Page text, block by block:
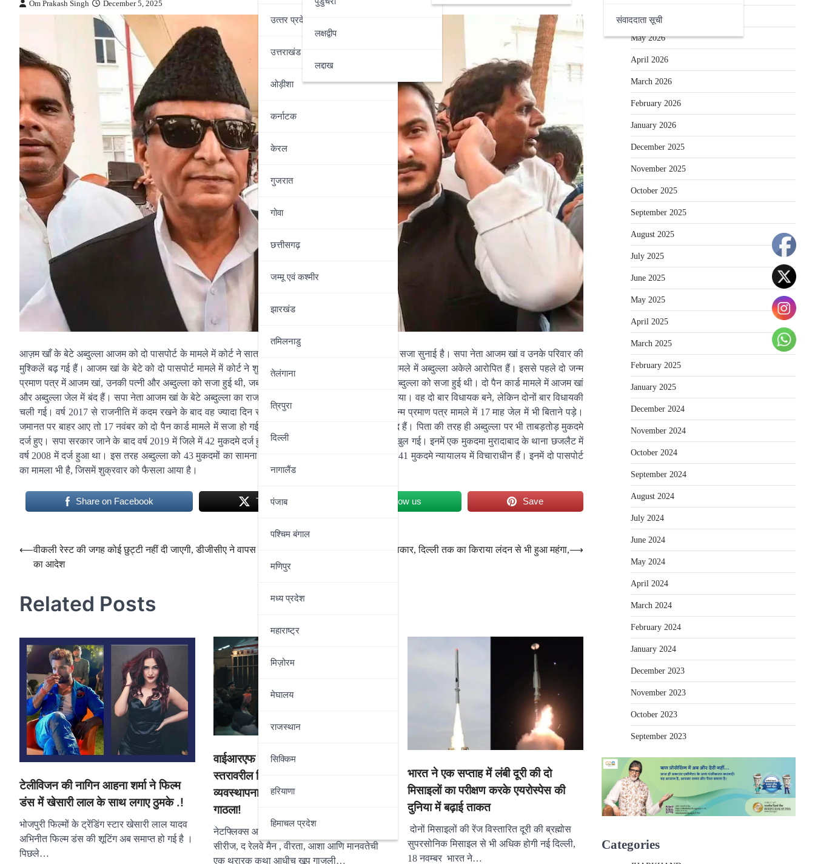
उत्‍तर प्रदेश
उत्तराखंड
ओड़ीशा
कर्नाटक
केरल
गुजरात
गोवा
छत्तीसगढ़
जम्‍मू एवं कश्‍मीर
झारखंड
तमिलनाडु
तेलंगाना
त्रिपुरा
दिल्‍ली
नागालैंड
पंजाब
पश्चिम बंगाल
मणिपुर
मध्‍य प्रदेश
महाराष्‍ट्र
मिज़ोरम
मेघालय
राजस्थान
सिक्किम
हरियाणा
हिमाचल प्रदेश
लक्षद्वीप
लद्दाख
संवाददाता सूची
Om Prakash Singh December 5, 2025
आज़म खाँ के बेटे अब्दुल्ला आजम को दो पासपोर्ट के मामले में कोर्ट ने सात वर्ष की सजा व पचास हज़ार के जुर्माना की सजा सुनाई है। सपा नेता आजम खां व उनके परिवार की
मुश्किलें बढ़ गई हैं। आजम खां के बेटे को दो पासपोर्ट मामले में कोर्ट ने शुक्रवार को सजा सुना दी है पासपोर्ट के मामले में अब्दुल्ला अकेले आरोपित हैं। इससे पहले दो जन्म
प्रमाण पत्र में आजम खां, उनकी पत्नी और अब्दुल्ला को सजा हुई थी, जबकि दो पैन कार्ड मामले में आजम खां और अब्दुल्ला को सजा हुई थी। दो पैन कार्ड मामले में आजम खां
और अब्दुल्ला जेल में बंद हैं। सपा नेता आजम खां के बेटे अब्दुल्ला का राजनीतिक जीवन शुरू होते ही विवादों में घिर गया। वह दो बार विधायक बने, लेकिन दोनों बार विधायकी
चली गई। वर्ष 2017 से राजनीति में कदम रखने के बाद वह ज्यादा दिन सत्ता का सुख हासिल नहीं कर पाए। दो जन्म प्रमाण पत्र मामले में 17 माह जेल में भी बिताने पड़े।
जमानत पर बाहर आए तो 17 नवंबर को दो पैन कार्ड मामले में सजा हो गई। अब फिर से वह पिता के साथ जेल में बंद हैं। पिता की तरह ही अब्दुल्ला पर भी ताबड़तोड़ मुकदमे
दर्ज हुए। सपा सरकार जाने के बाद वर्ष 2019 में जिले में 42 मुकदमे दर्ज हुए। साथ ही पुराने मुकदमों की फाइल भी खुल गई। इनमें एक मुकदमा मुरादाबाद के थाना छजलैट में
वर्ष 2008 में दर्ज हुआ था। इस तरह अब्दुल्ला को 43 मुकदमों का सामना करना पड़ा। वर्तमान में भी उनके खिलाफ 41 मुकदमे न्यायालय में विचाराधीन हैं। इनमें दो पासपोर्ट
का मामला भी है, जिसमें शुक्रवार को फैसला आया है।
Share on Facebook Tweet Follow us Save
Post
navigation
⟵वीकली रेस्ट की जगह कोई छुट्टी नहीं दी जाएगी, डीजीसीए ने वापस लिया रोस्टर
का आदेश
पटना एयर रूट पर हाहाकार, दिल्ली तक का किराया लंदन से भी हुआ महंगा,⟶
Related Posts
टेलीविजन की नागिन आहना शर्मा ने फिल्म
डंस में खेसारी लाल के साथ लगाए ठुमके .!
भोजपुरी फिल्मों के ट्रेंडिंग स्टार खेसारी लाल यादव
अभिनीत फिल्म डंस की शूटिंग अब समाप्त हो गई है ।
पिछले…
वाईआरएफ एंटरटेनमेंटने त्यांच्या जागतिक
स्तरावरील हिट शो, द रेलवे मैन साठी कचरा
व्यवस्थापनासह पर्यावरणीय मैलाचा दगड
गाठला!
नेटफ्लिक्स आणि वाईआरएफ एंटरटेनमेंटची टेंटपोल
सीरीज, द रेलवे मैन , वीरता, आशा आणि मानवतेची
एक थरारक कथा आधीच खूप गाजली…
भारत ने एक सप्ताह में लंबी दूरी की दो
मिसाइलों का परीक्षण करके एयरोस्पेस की
दुनिया में बढ़ाई ताकत
दोनों मिसाइलों की रेंज विस्तारित दूरी की ब्रह्मोस
सुपरसोनिक मिसाइल से भी अधिक होगी नई दिल्ली,
18 नवम्बर भारत ने…
June 2026
May 2026
April 2026
March 2026
February 2026
January 2026
December 2025
November 2025
October 2025
September 2025
August 2025
July 2025
June 2025
May 2025
April 2025
March 2025
February 2025
January 2025
December 2024
November 2024
October 2024
September 2024
August 2024
July 2024
June 2024
May 2024
April 2024
March 2024
February 2024
January 2024
December 2023
November 2023
October 2023
September 2023
Categories